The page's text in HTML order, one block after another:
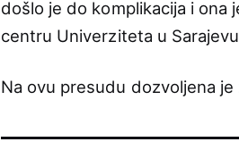
došlo je do komplikacija i ona
centru Univerziteta u
Na ovu presudu dozvoljena je